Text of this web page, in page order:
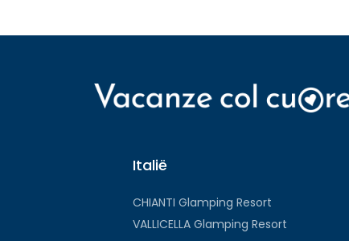
Italië
CHIANTI Glamping Resort
VALLICELLA Glamping Resort